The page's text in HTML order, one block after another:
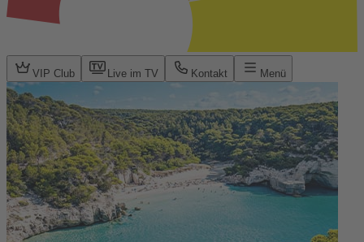
VIP Club Live im TV Kontakt Menü